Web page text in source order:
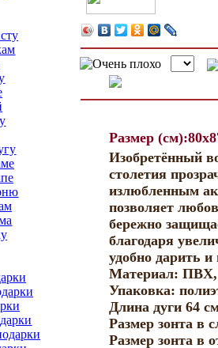
Размер
Изобретённый
столетия
излюбленным
позволяет
бережно
благодаря
удобно дарить
Материал: ПВХ,
Упаковка:
Длина дуги 64
Размер зонта в
Размер зонта в